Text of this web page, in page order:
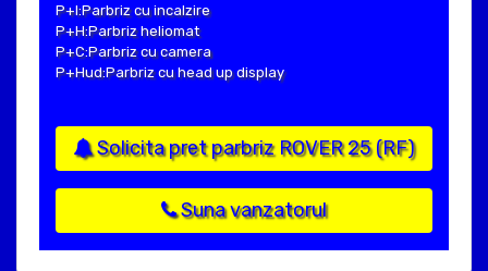
P+I:Parbriz cu incalzire
P+H:Parbriz heliomat
P+C:Parbriz cu camera
P+Hud:Parbriz cu head up display
Solicita pret parbriz ROVER 25 (RF)
Suna vanzatorul